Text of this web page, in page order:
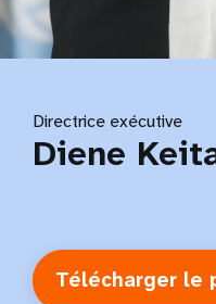
Directrice exécutive
Diene
Télécharger